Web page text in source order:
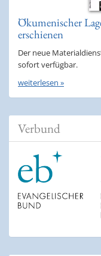
Ökumenischer
erschienen
Der neue
sofort verfügbar.
weiterlesen »
Verbund